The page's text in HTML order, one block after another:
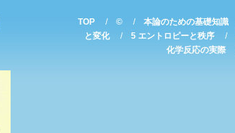
TOP © 本論のための基礎知識
と変化
5 エントロピーと秩序
化学反応の実際